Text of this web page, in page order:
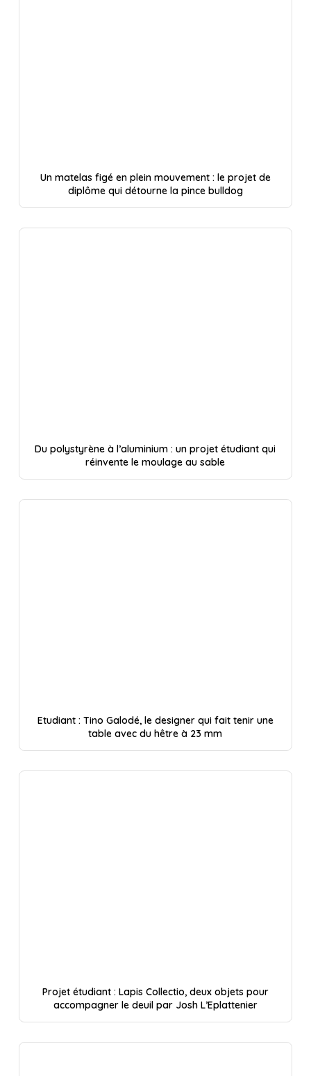
Un matelas figé en plein mouvement : le projet de
diplôme qui détourne la pince bulldog
Du polystyrène à l’aluminium : un projet étudiant qui
réinvente le moulage au sable
Etudiant : Tino Galodé, le designer qui fait tenir une
table avec du hêtre à 23 mm
Projet étudiant : Lapis Collectio, deux objets pour
accompagner le deuil par Josh L’Eplattenier